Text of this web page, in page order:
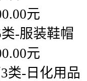
元
-服装鞋帽
元
类-日化用品